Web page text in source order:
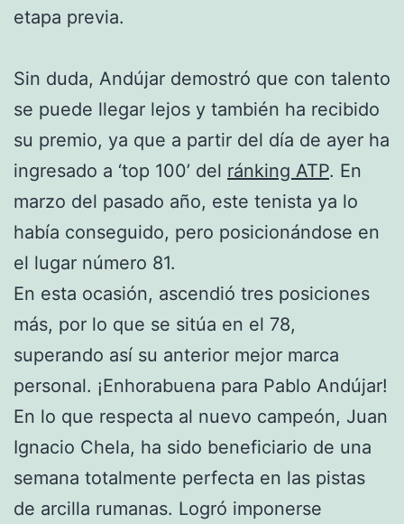
etapa previa.
Sin duda, Andújar demostró que con talento
se puede llegar lejos y también ha recibido
su premio, ya que a partir del día de ayer ha
ingresado a ‘top 100’ del ránking ATP. En
marzo del pasado año, este tenista ya lo
había conseguido, pero posicionándose en
el lugar número 81.
En esta ocasión, ascendió tres posiciones
más, por lo que se sitúa en el 78,
superando así su anterior mejor marca
personal. ¡Enhorabuena para Pablo Andújar!
En lo que respecta al nuevo campeón, Juan
Ignacio Chela, ha sido beneficiario de una
semana totalmente perfecta en las pistas
de arcilla rumanas. Logró imponerse